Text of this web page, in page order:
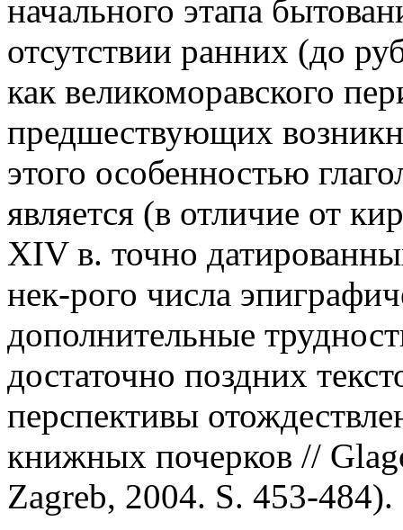
начального этапа
отсутствии ранних (до
как великоморавского
предшествующих
этого особенностью
является (в отличие от
XIV в. точно
нек-рого числа
дополнительные
достаточно поздних
перспективы
книжных почерков //
Zagreb, 2004. S. 453-484).